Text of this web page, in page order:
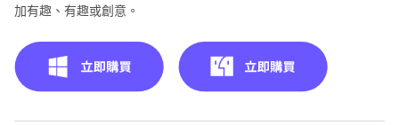
加有趣、有趣或創意。